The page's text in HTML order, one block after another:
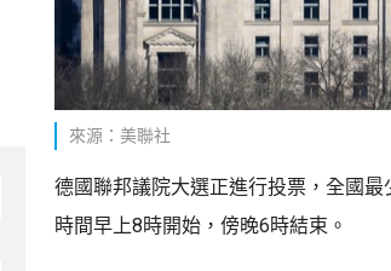
來源：美聯社
德國聯邦議院大選正進行投票，全國
時間早上8時開始，傍晚6時結束。